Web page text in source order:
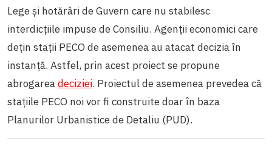
Lege și hotărâri de Guvern care nu stabilesc
interdicțiile impuse de Consiliu. Agenții economici care
dețin stații PECO de asemenea au atacat decizia în
instanță. Astfel, prin acest proiect se propune
abrogareadeciziei. Proiectul de asemenea prevedea că
stațiile PECO noi vor fi construite doar în baza
Planurilor Urbanistice de Detaliu (PUD).